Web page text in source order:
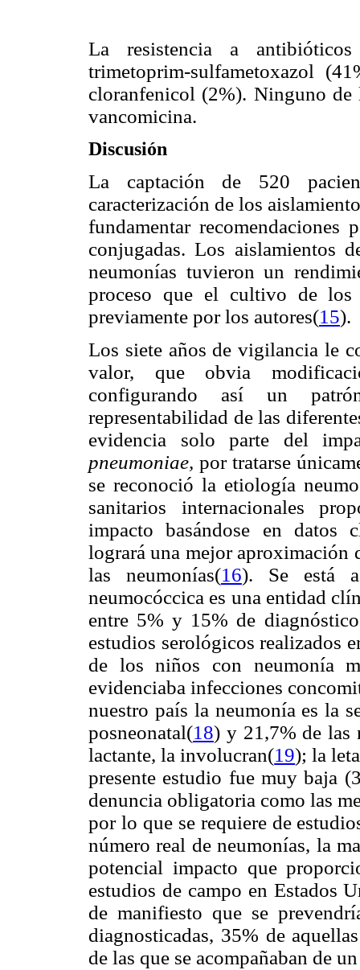
La resistencia a
trimetoprim-sulfametoxazol
cloranfenicol (2%). Ninguno de
vancomicina.
Discusión
La captación de 520
caracterización de los
fundamentar recomendaciones
conjugadas. Los aislamientos
neumonías tuvieron un
proceso que el cultivo de los
previamente por los autores(15).
Los siete años de vigilancia le
valor, que obvia
configurando así un
representabilidad de las
evidencia solo parte del
pneumoniae, por tratarse
se reconoció la etiología
sanitarios internacionales
impacto basándose en datos
logrará una mejor aproximación
las neumonías(16). Se está
neumocóccica es una entidad
entre 5% y 15% de
estudios serológicos realizados
de los niños con neumonía
evidenciaba infecciones
nuestro país la neumonía es la
posneonatal(18) y 21,7% de las
lactante, la involucran(19); la
presente estudio fue muy baja
denuncia obligatoria como las
por lo que se requiere de
número real de neumonías, la
potencial impacto que
estudios de campo en Estados
de manifiesto que se
diagnosticadas, 35% de
de las que se acompañaban de